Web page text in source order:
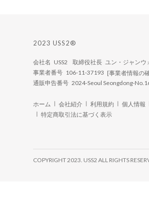
2023 USS2®
会社名 USS2 取締役社長 ユン・ジャンウ
事業者番号 106-11-37193 [事業者情報の
通販申告番号 2024-Seoul Seongdong-
ホーム ㅣ会社紹介 ㅣ利用規約 ㅣ個人情報
ㅣ特定商取引法に基づく表示
COPYRIGHT 2023. USS2 ALL RIGHTS